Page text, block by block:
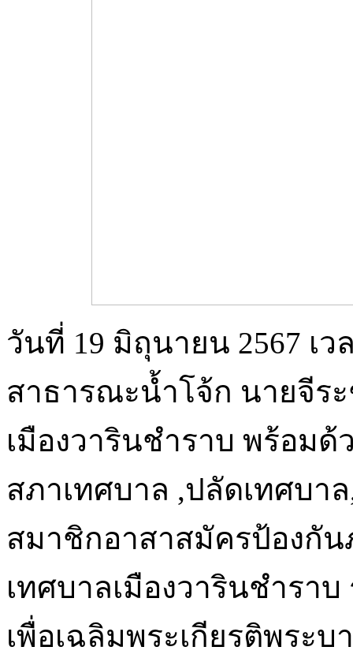
วันที่ 19 มิถุนายน 2567 เ
สาธารณะน้ำโจ้ก นายจีร
เมืองวารินชำราบ พร้อม
สภาเทศบาล ,ปลัดเทศบา
สมาชิกอาสาสมัครป้องกัน
เทศบาลเมืองวารินชำราบ
เพื่อเฉลิมพระเกียรติพระบ